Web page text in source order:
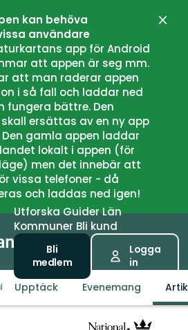
kan behöva
användare
app för Android
att appen är seg mm.
att man raderar appen
i så fall och laddar ned
fungera bättre. Den
ersättas av en ny app
gamla appen laddar
lokalt i appen (för
men det innebär att
vissa telefoner - då
och laddas ned igen!
UtforskaGuiderLän
Kommuner Bli kund
Bli
medlem
Logga
in
Upptäck Evenemang